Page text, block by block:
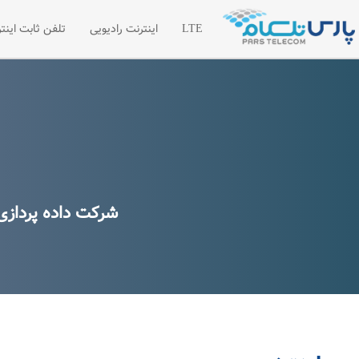
LTE اینترنت رادیویی تلفن ثابت
درخواست
شرکت داده پردازی پارس دارای ۳۰ سال سابقه